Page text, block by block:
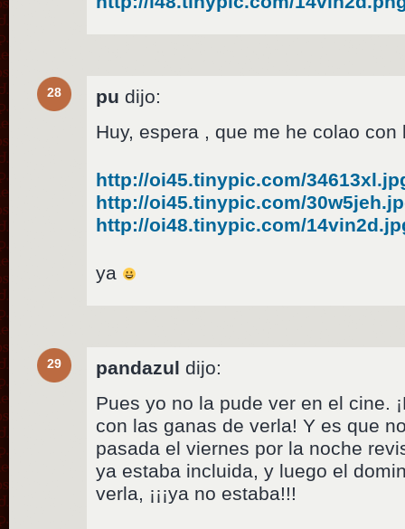
28 pu dijo:
Huy, espera , que me he colao con
http://oi45.tinypic.com/
http://oi45.tinypic.com/
http://oi48.tinypic.com/
ya
29 pandazul dijo:
Pues yo no la pude ver en el cine.
con las ganas de verla! Y es que
pasada el viernes por la noche
ya estaba incluida, y luego el
verla, ¡¡¡ya no estaba!!!